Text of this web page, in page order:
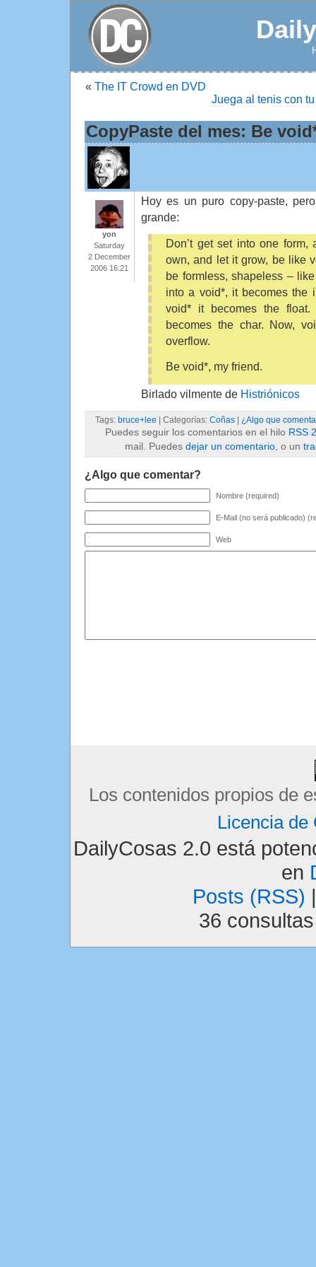
« The IT Crowd en DVD
Juega al tenis con
CopyPaste del mes: Be
yon
Saturday
2 December
2006 16:21
Hoy es un puro copy-paste,
grande:
Don’t get set into one
own, and let it grow, be like
be formless, shapeless –
into a void*, it becomes the
void* it becomes the
becomes the char. Now,
overflow.
Be void*, my friend.
Birlado vilmente de Histriónicos
Tags: bruce+lee | Categorías: Coñas ¿Algo que
Puedes seguir los comentarios en el hilo RSS
mail. Puedes dejar un comentario , o un
¿Algo que comentar?
Nombre (required)
E-Mail (no será publicado)
Web
Los contenidos propios de
Licencia de
DailyCosas 2.0 está
en
Posts (RSS)
36